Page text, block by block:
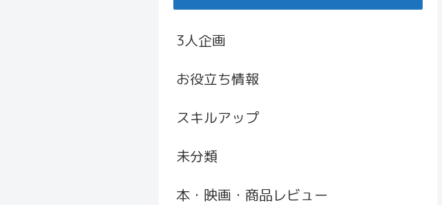
3人企画
お役立ち情報
スキルアップ
未分類
本・映画・商品レビュー